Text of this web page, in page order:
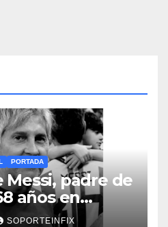
PORTADA
Messi, padre de
años en
SOPORTEINFIX